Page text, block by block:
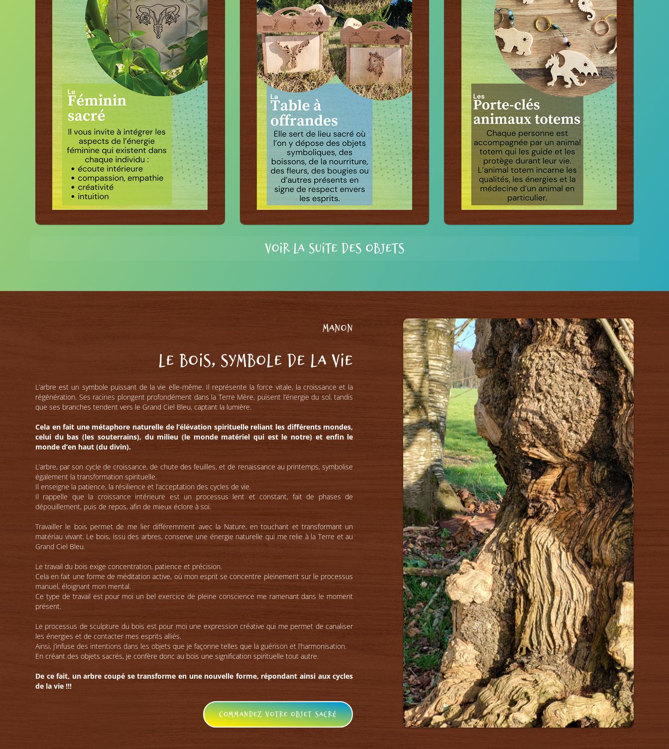
VOIR LA SUITE DES OBJETS
Manon
Le Bois, symbole de la vie
L’arbre est un symbole puissant de la vie elle-même. Il représente la force vitale, la croissance et la
régénération. Ses racines plongent profondément dans la Terre Mère, puisent l’énergie du sol, tandis
que ses branches tendent vers le Grand Ciel Bleu, captant la lumière.
Cela en fait une métaphore naturelle de l’élévation spirituelle reliant les différents mondes,
celui du bas (les souterrains), du milieu (le monde matériel qui est le notre) et enfin le
monde d’en haut (du divin).
L’arbre, par son cycle de croissance, de chute des feuilles, et de renaissance au printemps, symbolise
également la transformation spirituelle.
Il enseigne la patience, la résilience et l’acceptation des cycles de vie.
Il rappelle que la croissance intérieure est un processus lent et constant, fait de phases de
dépouillement, puis de repos, afin de mieux éclore à soi.
Travailler le bois permet de me lier différemment avec la Nature, en touchant et transformant un
matériau vivant. Le bois, issu des arbres, conserve une énergie naturelle qui me relie à la Terre et au
Grand Ciel Bleu.
Le travail du bois exige concentration, patience et précision.
Cela en fait une forme de méditation active, où mon esprit se concentre pleinement sur le processus
manuel, éloignant mon mental.
Ce type de travail est pour moi un bel exercice de pleine conscience me ramenant dans le moment
présent.
Le processus de sculpture du bois est pour moi une expression créative qui me permet de canaliser
les énergies et de contacter mes esprits alliés.
Ainsi, j’infuse des intentions dans les objets que je façonne telles que la guérison et l’harmonisation.
En créant des objets sacrés, je confère donc au bois une signification spirituelle tout autre.
De ce fait, un arbre coupé se transforme en une nouvelle forme, répondant ainsi aux cycles
de la vie !!!
Commandez votre objet sacré